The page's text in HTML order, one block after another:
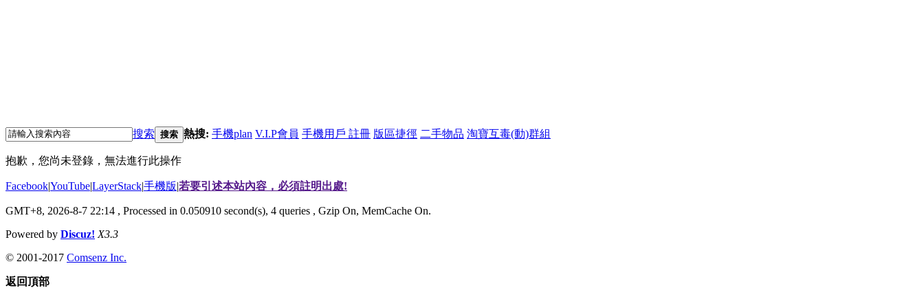
搜索 搜索 熱搜: 手機plan V.I.P會員 手機用戶 註冊 版區捷徑 二手物品 淘寶互毒(動)群組
抱歉，您尚未登錄，無法進行此操作
Facebook|YouTube|LayerStack|手機版|若要引述本站內容，必須註明出處!
GMT+8, 2026-8-7 22:14 , Processed in 0.050910 second(s), 4 queries , Gzip On, MemCache On.
Powered by Discuz! X3.3
© 2001-2017 Comsenz Inc.
返回頂部